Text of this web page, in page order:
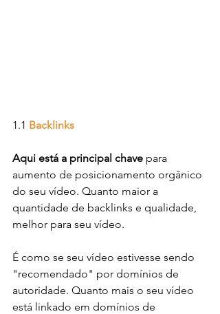
1.1 Backlinks
Aqui está a principal chave para
aumento de posicionamento orgânico
do seu vídeo. Quanto maior a
quantidade de backlinks e qualidade,
melhor para seu vídeo.
É como se seu vídeo estivesse sendo
"recomendado" por domínios de
autoridade. Quanto mais o seu vídeo
está linkado em domínios de